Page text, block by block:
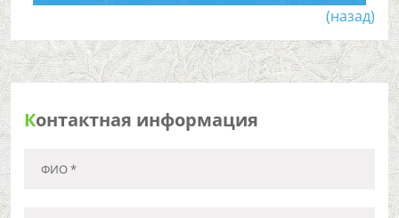
(назад)
Контактная информация
ФИО *